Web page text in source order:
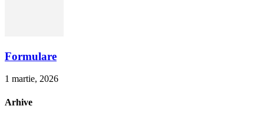
Formulare
1 martie, 2026
Arhive